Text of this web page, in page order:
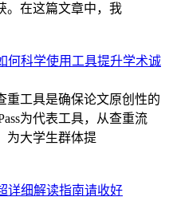
。在这篇文章中，我
何科学使用工具提升学术诚
重工具是确保论文原创性的
为代表工具，从查重流
为大学生群体提
详细解读指南请收好